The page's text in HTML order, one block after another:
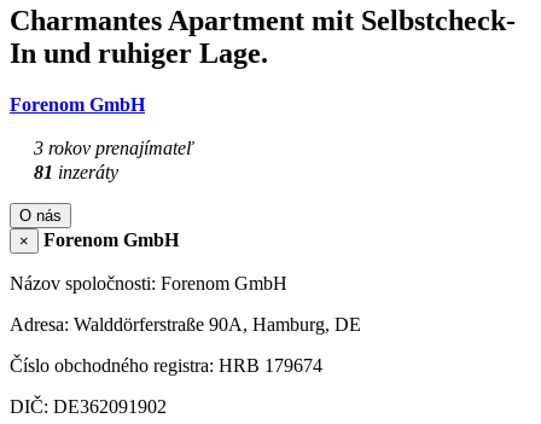
Charmantes Apartment mit Selbstcheck-
In und ruhiger Lage.
Forenom GmbH
3 rokov prenajímateľ
81 inzeráty
O nás
×
Forenom GmbH
Názov spoločnosti: Forenom GmbH
Adresa: Walddörferstraße 90A, Hamburg, DE
Číslo obchodného registra: HRB 179674
DIČ: DE362091902